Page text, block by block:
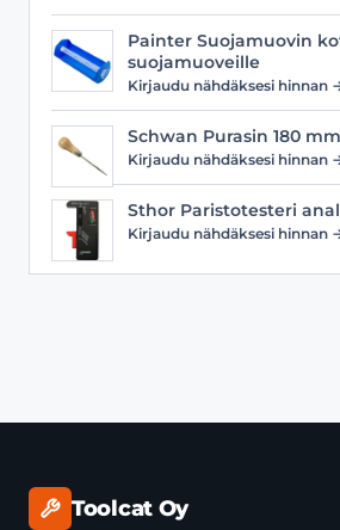
Painter Suojamuovin
suojamuoveille
Kirjaudu nähdäksesi hinnan
Schwan Purasin 180
Kirjaudu nähdäksesi hinnan
Sthor Paristotesteri
Kirjaudu nähdäksesi hinnan
Toolcat Oy